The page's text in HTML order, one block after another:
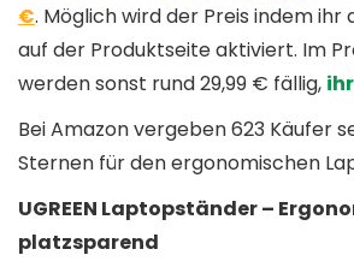
€. Möglich wird der Preis indem ihr
auf der Produktseite aktiviert. Im
werden sonst rund 29,99 € fällig,
Bei Amazon vergeben 623 Käufer
Sternen für den ergonomischen
UGREEN Laptopständer –
platzsparend